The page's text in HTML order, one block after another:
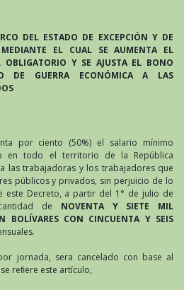
DEL ESTADO DE EXCEPCIÓN Y DE
MEDIANTE EL CUAL SE AUMENTA EL
Y SE AJUSTA EL BONO
DE GUERRA ECONÓMICA A LAS
por ciento (50%) el salario mínimo
en todo el territorio de la República
las trabajadoras y los trabajadores que
públicos y privados, sin perjuicio de lo
este Decreto, a partir del 1° de julio de
de NOVENTA Y SIETE MIL
BOLÍVARES CON CINCUENTA Y SEIS
jornada, sera cancelado con base al
reﬁere este artículo,